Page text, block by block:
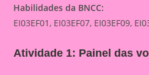
Habilidades da BNCC:
EI03EF01, EI03EF07, EI03EF09,
Atividade 1: Painel das